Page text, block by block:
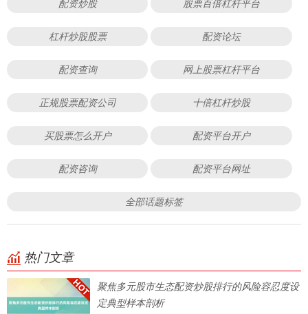
配资炒股 股票百倍杠杆平台
杠杆炒股股票 配资论坛
配资查询 网上股票杠杆平台
正规股票配资公司 十倍杠杆炒股
买股票怎么开户 配资平台开户
配资咨询 配资平台网址
全部话题标签
热门文章
聚焦多元股市生态配资炒股排行的风险容忍度设
定典型样本剖析